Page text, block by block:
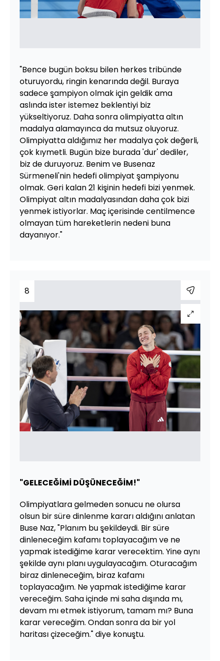
"Bence bugün boksu bilen herkes tribünde
oturuyordu, ringin kenarında değil. Buraya
sadece şampiyon olmak için geldik ama
aslında ister istemez beklentiyi biz
yükseltiyoruz. Daha sonra olimpiyatta altın
madalya alamayınca da mutsuz oluyoruz.
Olimpiyatta aldığımız her madalya çok değerli,
çok kıymetli. Bugün bize burada 'dur' dediler,
biz de duruyoruz. Benim ve Busenaz
Sürmeneli'nin hedefi olimpiyat şampiyonu
olmak. Geri kalan 21 kişinin hedefi bizi yenmek.
Olimpiyat altın madalyasından daha çok bizi
yenmek istiyorlar. Maç içerisinde centilmence
olmayan tüm hareketlerin nedeni buna
dayanıyor."
8
"GELECEĞİMİ DÜŞÜNECEĞİM!"
Olimpiyatlara gelmeden sonucu ne olursa
olsun bir süre dinlenme kararı aldığını anlatan
Buse Naz, "Planım bu şekildeydi. Bir süre
dinleneceğim kafamı toplayacağım ve ne
yapmak istediğime karar verecektim. Yine aynı
şekilde aynı planı uygulayacağım. Oturacağım
biraz dinleneceğim, biraz kafamı
toplayacağım. Ne yapmak istediğime karar
vereceğim. Saha içinde mi saha dışında mı,
devam mı etmek istiyorum, tamam mı? Buna
karar vereceğim. Ondan sonra da bir yol
haritası çizeceğim." diye konuştu.